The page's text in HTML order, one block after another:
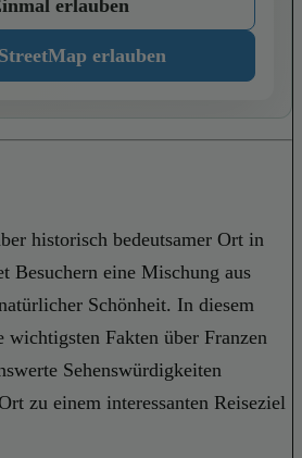
erlauben
erlauben
historisch bedeutsamer Ort in
Besuchern eine Mischung aus
Schönheit. In diesem
Fakten über Franzen
Sehenswürdigkeiten
zu einem interessanten Reiseziel